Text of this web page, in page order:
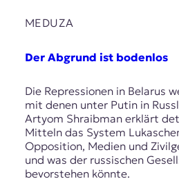
MEDUZA
Der Abgrund ist bodenlos
Die Repressionen in Belarus
mit denen unter Putin in
Artyom Shraibman erklärt
Mitteln das System
Opposition, Medien und
und was der russischen
bevorstehen könnte.